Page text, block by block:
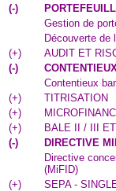
(-)
Gestion de
Découverte de
(+)
AUDIT ET
(-)
Contentieux
(+)
TITRISATION
(+)
(+)
BALE II / III ET
(-)
DIRECTIVE
Directive
(MiFID)
(+)
SEPA -